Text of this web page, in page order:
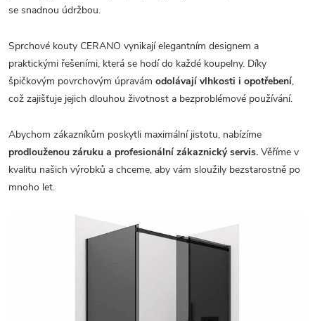
se snadnou údržbou.
Sprchové kouty CERANO vynikají elegantním designem a
praktickými řešeními, která se hodí do každé koupelny. Díky
špičkovým povrchovým úpravám odolávají vlhkosti i opotřebení,
což zajišťuje jejich dlouhou životnost a bezproblémové používání.
Abychom zákazníkům poskytli maximální jistotu, nabízíme
prodlouženou záruku a profesionální zákaznický servis. Věříme v
kvalitu našich výrobků a chceme, aby vám sloužily bezstarostně po
mnoho let.